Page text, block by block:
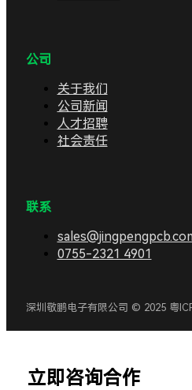
公司
关于我们
公司新闻
人才招聘
社会责任
联系
0755-2321 4901
深圳敬鹏电子有限公司 © 2025 粤
立即咨询合作